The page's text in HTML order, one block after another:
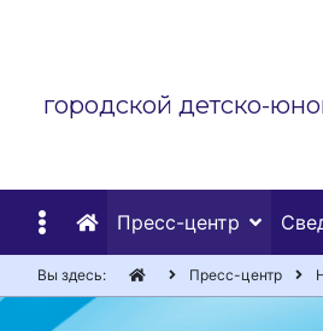
городской детско-
Пресс-центр
Вы здесь: Пресс-центр